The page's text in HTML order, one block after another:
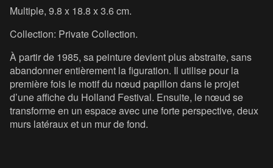
Multiple, 9.8 x 18.8 x 3.6 cm.
Collection: Private Collection.
À partir de 1985, sa peinture devient plus abstraite, sans
abandonner entièrement la figuration. Il utilise pour la
première fois le motif du nœud papillon dans le projet
d’une affiche du Holland Festival. Ensuite, le nœud se
transforme en un espace avec une forte perspective, deux
murs latéraux et un mur de fond.